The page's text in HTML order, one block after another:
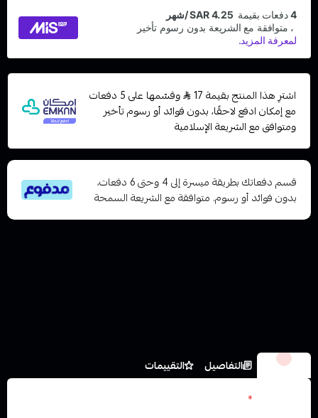
اشترِ هذا المنتج بقيمة 17
وقسّمها على 5 دفعات
مع إمكان ادفع لاحقًا، بدون فوائد أو رسوم تأخير
ومتوافق مع الشريعة الإسلامية
قسم دفعاتك بطريقة ميسرة إلى 4 وحتى 6 دفعات،
بدون فوائد أو رسوم. متوافقة مع الشريعة السمحة
الخيارات التفاصيل
التقييمات
*